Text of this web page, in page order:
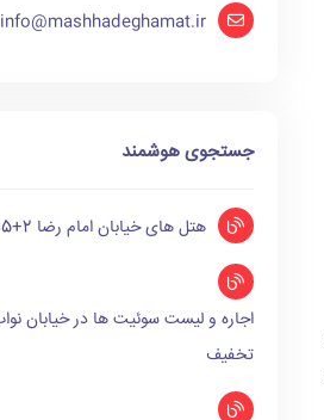
info@mashhadeghamat.ir
جستجوی هوشمند
هتل های خیابان امام رضا 2+5+3+8+1 مشهد+50% تخفیف
تخفیف